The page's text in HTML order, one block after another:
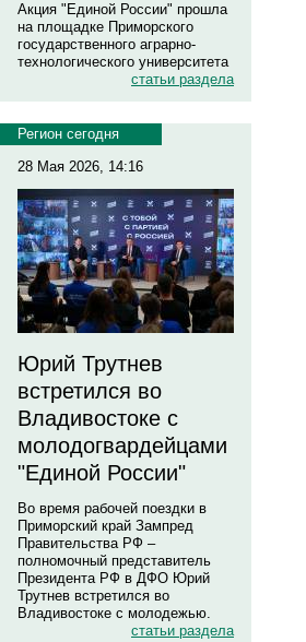
Акция "Единой России" прошла
на площадке Приморского
государственного аграрно-
технологического университета
статьи раздела
Регион сегодня
28 Мая 2026, 14:16
Юрий Трутнев
встретился во
Владивостоке с
молодогвардейцами
"Единой России"
Во время рабочей поездки в
Приморский край Зампред
Правительства РФ –
полномочный представитель
Президента РФ в ДФО Юрий
Трутнев встретился во
Владивостоке с молодежью.
статьи раздела